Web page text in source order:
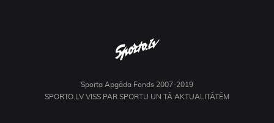
Sporta Apgāda Fonds 2007-2019
SPORTO.LV VISS PAR SPORTU UN TĀ AKTUALITĀTĒM